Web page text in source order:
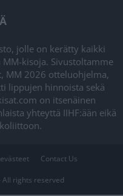
jolle on kerätty kaikki
kisoja. Sivustoltamme
MM 2026 otteluohjelma,
lippujen hinnoista sekä
on itsenäinen
yhteyttä IIHF:ään eikä
Contact Us
All rights reserved